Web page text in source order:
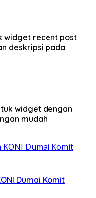
widget recent post
deskripsi pada
widget dengan
mudah
Dumai Komit